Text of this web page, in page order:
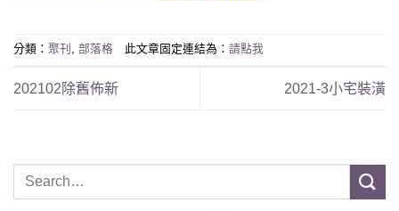
分類： 聚刊 部落格 此文章固定連結為： 請點我
202102除舊佈新 2021-3小宅裝潢